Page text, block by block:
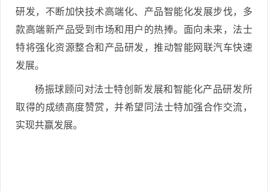
研发，不断加快技术高端化、产品智能化发展步伐，多
款高端新产品受到市场和用户的热捧。面向未来，法士
特将强化资源整合和产品研发，推动智能网联汽车快速
发展。
杨振球顾问对法士特创新发展和智能化产品研发所
取得的成绩高度赞赏，并希望同法士特加强合作交流，
实现共赢发展。